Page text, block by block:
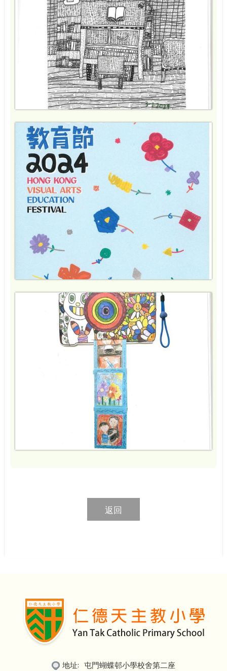
返回
地址: 屯門蝴蝶邨小學校舍第二座